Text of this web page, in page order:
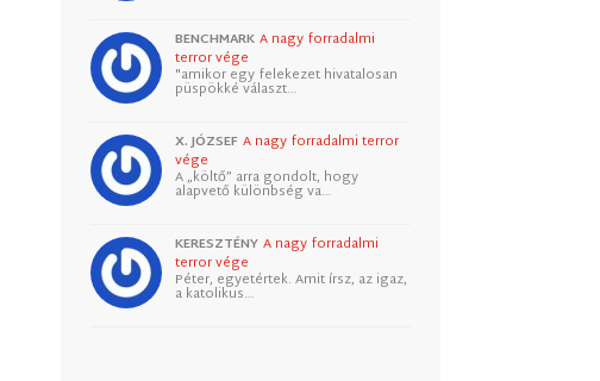
BENCHMARK A nagy forradalmi
terror vége
"amikor egy felekezet hivatalosan
püspökké választ…
X. JÓZSEF A nagy forradalmi terror
vége
A „költő” arra gondolt, hogy
alapvető különbség va…
KERESZTÉNY A nagy forradalmi
terror vége
Péter, egyetértek. Amit írsz, az igaz,
a katolikus…